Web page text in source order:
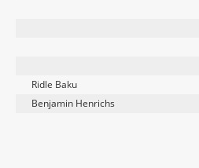
Ridle Baku
Benjamin Henrichs